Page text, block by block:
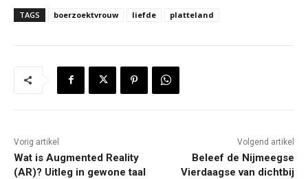
TAGS boerzoektvrouw liefde platteland
Vorig artikel
Wat is Augmented Reality
(AR)? Uitleg in gewone taal
Volgend artikel
Beleef de Nijmeegse
Vierdaagse van dichtbij